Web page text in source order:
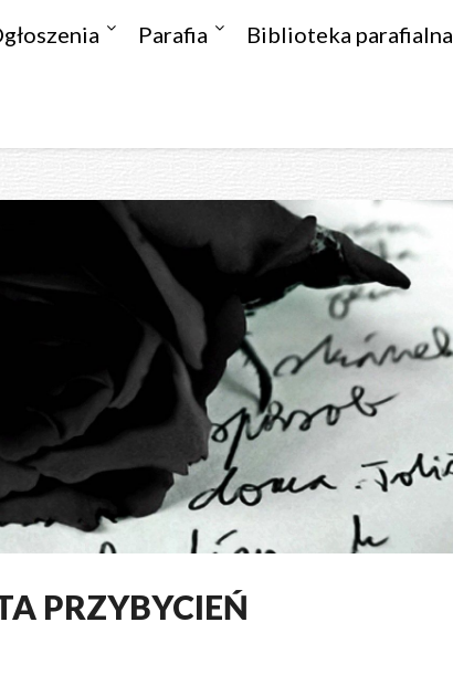
Parafia Biblioteka parafialna
PRZYBYCIEŃ